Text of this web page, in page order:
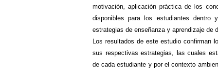
motivación, aplicación práctica de los
disponibles para los estudiantes
estrategias de enseñanza y aprendizaje
Los resultados de este estudio confirman lo
sus respectivas estrategias, las cuales
de cada estudiante y por el contexto